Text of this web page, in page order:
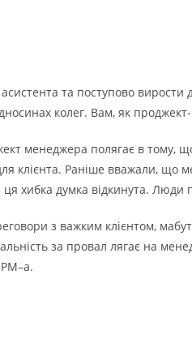
та поступово
колег. Вам, як
менеджера полягає в тому,
клієнта. Раніше вважали, що
ця хибка думка відкинута.
з важким клієнтом,
за провал лягає на